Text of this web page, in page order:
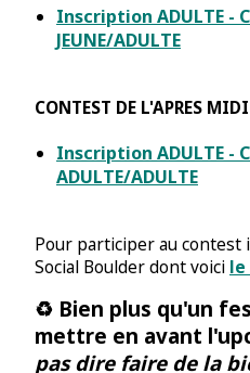
Inscription ADULTE -
JEUNE/ADULTE
CONTEST DE L'APRES
Inscription ADULTE -
ADULTE/ADULTE
Pour participer au contest
Social Boulder dont voici
♻️ Bien plus qu'un
mettre en avant
pas dire faire de la